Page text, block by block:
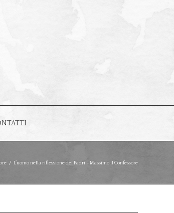
/ L’uomo nella riflessione dei Padri – Massimo il Confessore